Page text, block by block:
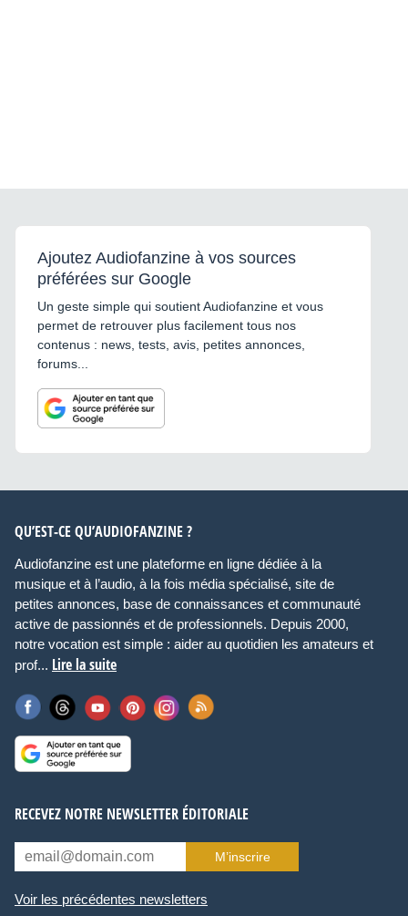
Ajoutez Audiofanzine à vos sources
préférées sur Google
Un geste simple qui soutient Audiofanzine et vous
permet de retrouver plus facilement tous nos
contenus : news, tests, avis, petites annonces,
forums...
QU’EST-CE QU’AUDIOFANZINE ?
Audiofanzine est une plateforme en ligne dédiée à la
musique et à l’audio, à la fois média spécialisé, site de
petites annonces, base de connaissances et communauté
active de passionnés et de professionnels. Depuis 2000,
notre vocation est simple : aider au quotidien les amateurs et
prof... Lire la suite
RECEVEZ NOTRE NEWSLETTER ÉDITORIALE
M’inscrire
Voir les précédentes newsletters